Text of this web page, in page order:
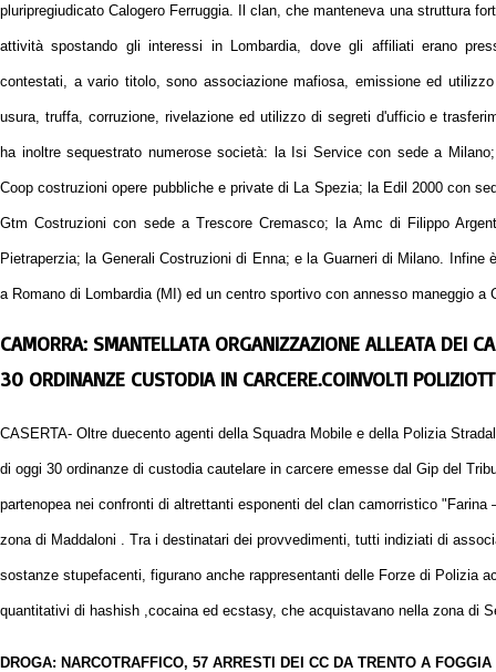
pluripregiudicato Calogero Ferruggia. Il clan, che manteneva una struttura
attività spostando gli interessi in Lombardia, dove gli affiliati erano
contestati, a vario titolo, sono associazione mafiosa, emissione ed
usura, truffa, corruzione, rivelazione ed utilizzo di segreti d'ufficio e
ha inoltre sequestrato numerose società: la Isi Service con sede a
Coop costruzioni opere pubbliche e private di La Spezia; la Edil 2000 con
Gtm Costruzioni con sede a Trescore Cremasco; la Amc di Filippo
Pietraperzia; la Generali Costruzioni di Enna; e la Guarneri di Milano.
a Romano di Lombardia (MI) ed un centro sportivo con annesso maneggio a
CAMORRA: SMANTELLATA ORGANIZZAZIONE ALLEATA DEI
30 ORDINANZE CUSTODIA IN CARCERE.COINVOLTI
CASERTA- Oltre duecento agenti della Squadra Mobile e della Polizia
di oggi 30 ordinanze di custodia cautelare in carcere emesse dal Gip del
partenopea nei confronti di altrettanti esponenti del clan camorristico
zona di Maddaloni . Tra i destinatari dei provvedimenti, tutti indiziati di
sostanze stupefacenti, figurano anche rappresentanti delle Forze di Polizia
quantitativi di hashish ,cocaina ed ecstasy, che acquistavano nella zona di
DROGA: NARCOTRAFFICO, 57 ARRESTI DEI CC DA TRENTO A FOGGIA